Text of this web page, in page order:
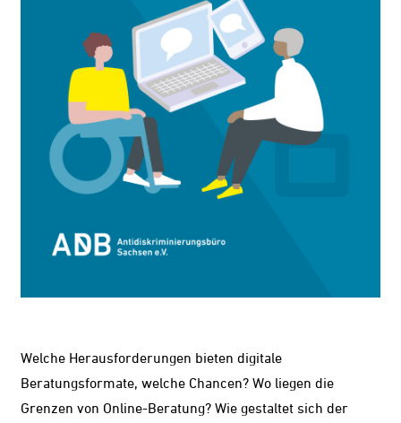
Welche Herausforderungen bieten digitale
Beratungsformate, welche Chancen? Wo liegen die
Grenzen von Online-Beratung? Wie gestaltet sich der